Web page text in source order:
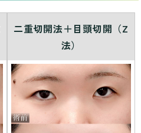
二重切開法＋目頭切開（Z
法）